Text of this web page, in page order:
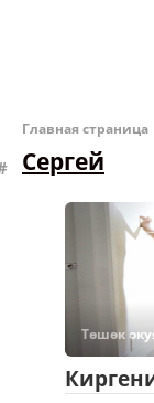
Главная страница
Сергей
Төшөк